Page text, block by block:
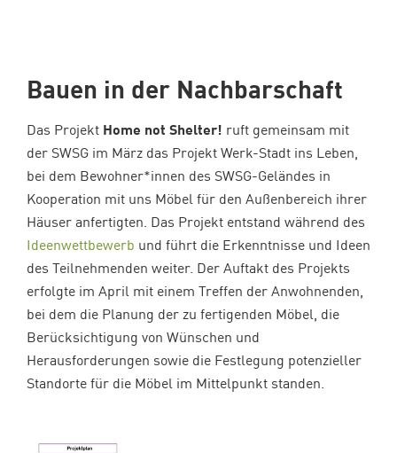
Bauen in der Nachbarschaft
Das Projekt Home not Shelter! ruft gemeinsam mit
der SWSG im März das Projekt Werk-Stadt ins Leben,
bei dem Bewohner*innen des SWSG-Geländes in
Kooperation mit uns Möbel für den Außenbereich ihrer
Häuser anfertigten. Das Projekt entstand während des
Ideenwettbewerb und führt die Erkenntnisse und Ideen
des Teilnehmenden weiter. Der Auftakt des Projekts
erfolgte im April mit einem Treffen der Anwohnenden,
bei dem die Planung der zu fertigenden Möbel, die
Berücksichtigung von Wünschen und
Herausforderungen sowie die Festlegung potenzieller
Standorte für die Möbel im Mittelpunkt standen.